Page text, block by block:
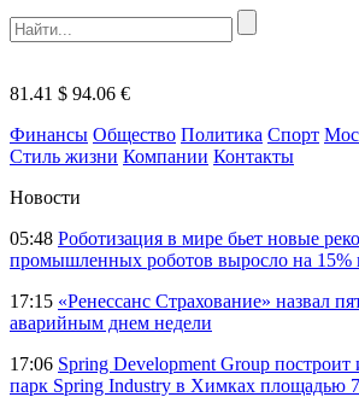
81.41 $ 94.06 €
Финансы Общество Политика Спорт
Стиль жизни Компании Контакты
Новости
05:48 Роботизация в мире бьет новые
промышленных роботов выросло на 15%
17:15 «Ренессанс Страхование» назвал
аварийным днем недели
17:06 Spring Development Group
парк Spring Industry в Химках площадью